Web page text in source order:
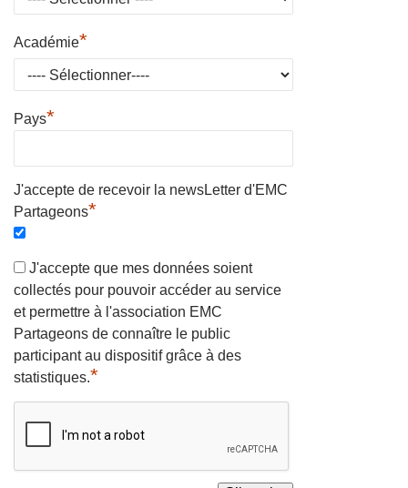
Académie*
Pays*
J'accepte de recevoir la newsLetter d'EMC
Partageons*
J'accepte que mes données soient
collectés pour pouvoir accéder au service
et permettre à l'association EMC
Partageons de connaître le public
participant au dispositif grâce à des
statistiques.*